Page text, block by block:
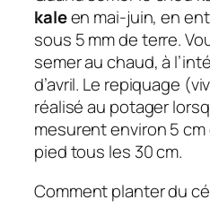
kaleen mai-juin, en
sous 5 mm de terre.
semer au chaud, à
d’avril. Le repiquage
réalisé au potager
mesurent environ 5
pied tous les 30 cm.
Comment planter du